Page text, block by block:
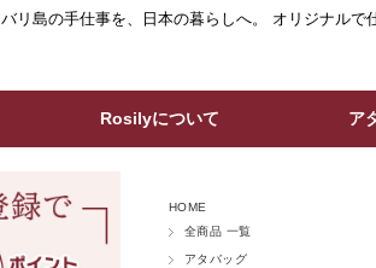
バリ島の手仕事を、日本の暮らしへ。 オリジナルで
Rosilyについて ア
HOME
全商品 一覧
アタバッグ